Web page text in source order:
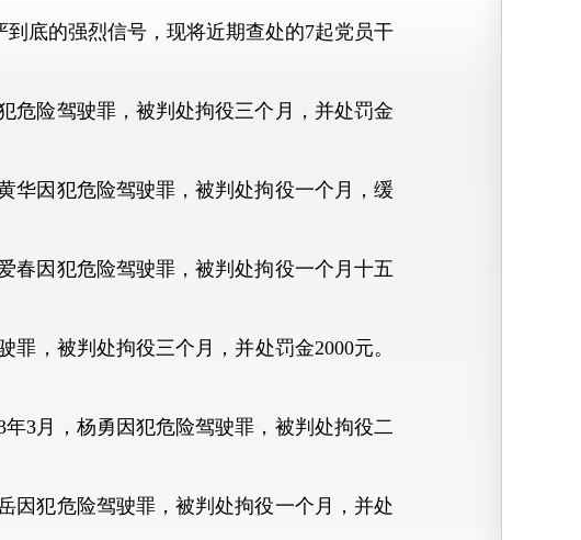
底的强烈信号，现将近期查处的7起党员干
危险驾驶罪，被判处拘役三个月，并处罚金
华因犯危险驾驶罪，被判处拘役一个月，缓
春因犯危险驾驶罪，被判处拘役一个月十五
罪，被判处拘役三个月，并处罚金2000元。
年3月，杨勇因犯危险驾驶罪，被判处拘役二
因犯危险驾驶罪，被判处拘役一个月，并处